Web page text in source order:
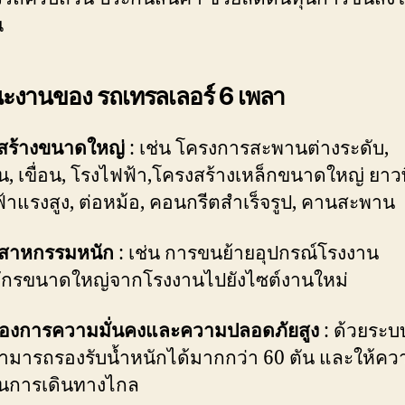
านของ รถเทรลเลอร์ 6 เพลา
ร้างขนาดใหญ่ : เช่น โครงการสะพานต่างระดับ,
, เขื่อน, โรงไฟฟ้า,โครงสร้างเหล็กขนาดใหญ่ ยาว
าแรงสูง, ต่อหม้อ, คอนกรีตสำเร็จรูป, คานสะพาน
าหกรรมหนัก : เช่น การขนย้ายอุปกรณ์โรงงาน
กรขนาดใหญ่จากโรงงานไปยังไซต์งานใหม่
งการความมั่นคงและความปลอดภัยสูง : ด้วยระบ
มารถรองรับน้ำหนักได้มากกว่า 60 ตัน และให้คว
การเดินทางไกล